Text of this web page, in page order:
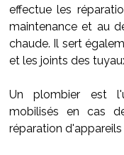
effectue les
maintenance et au
chaude. Il sert
et les joints des
Un plombier est
mobilisés en cas
réparation